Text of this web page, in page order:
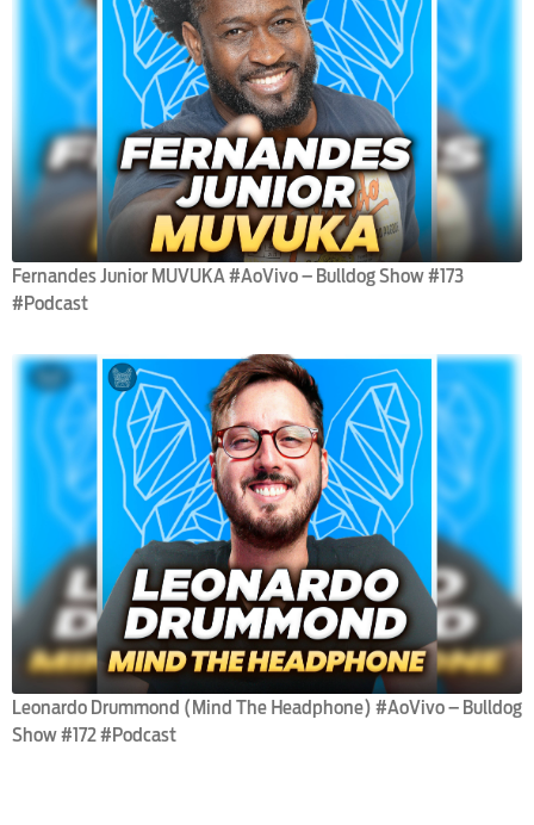
Fernandes Junior MUVUKA #AoVivo – Bulldog Show #173
#Podcast
Leonardo Drummond (Mind The Headphone) #AoVivo – Bulldog
Show #172 #Podcast